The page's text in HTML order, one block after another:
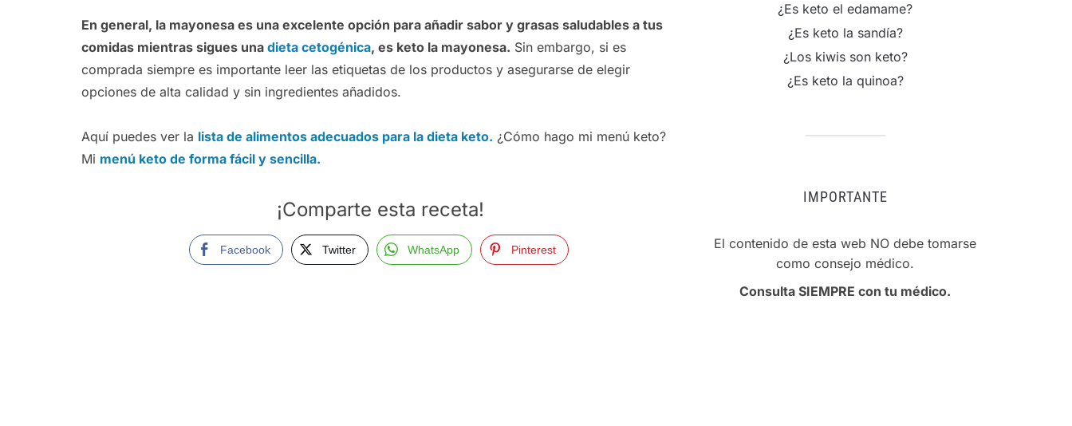
En general, la mayonesa es una excelente opción para añadir sabor y grasas saludables a tus
comidas mientras sigues una dieta cetogénica, es keto la mayonesa. Sin embargo, si es
comprada siempre es importante leer las etiquetas de los productos y asegurarse de elegir
opciones de alta calidad y sin ingredientes añadidos.
Aquí puedes ver la lista de alimentos adecuados para la dieta keto. ¿Cómo hago mi menú keto?
Mi menú keto de forma fácil y sencilla.
¡Comparte esta receta!
Facebook Twitter WhatsApp Pinterest
¿Es keto el edamame?
¿Es keto la sandía?
¿Los kiwis son keto?
¿Es keto la quinoa?
IMPORTANTE
El contenido de esta web NO debe tomarse
como consejo médico.
Consulta SIEMPRE con tu médico.